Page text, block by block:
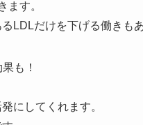
ます。
LDLだけを下げる働きもあ
も！
にしてくれます。